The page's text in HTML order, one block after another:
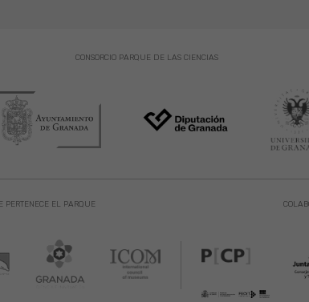
PERTENECE EL PARQUE
CONSORCIO PARQUE DE LAS CIENCIAS